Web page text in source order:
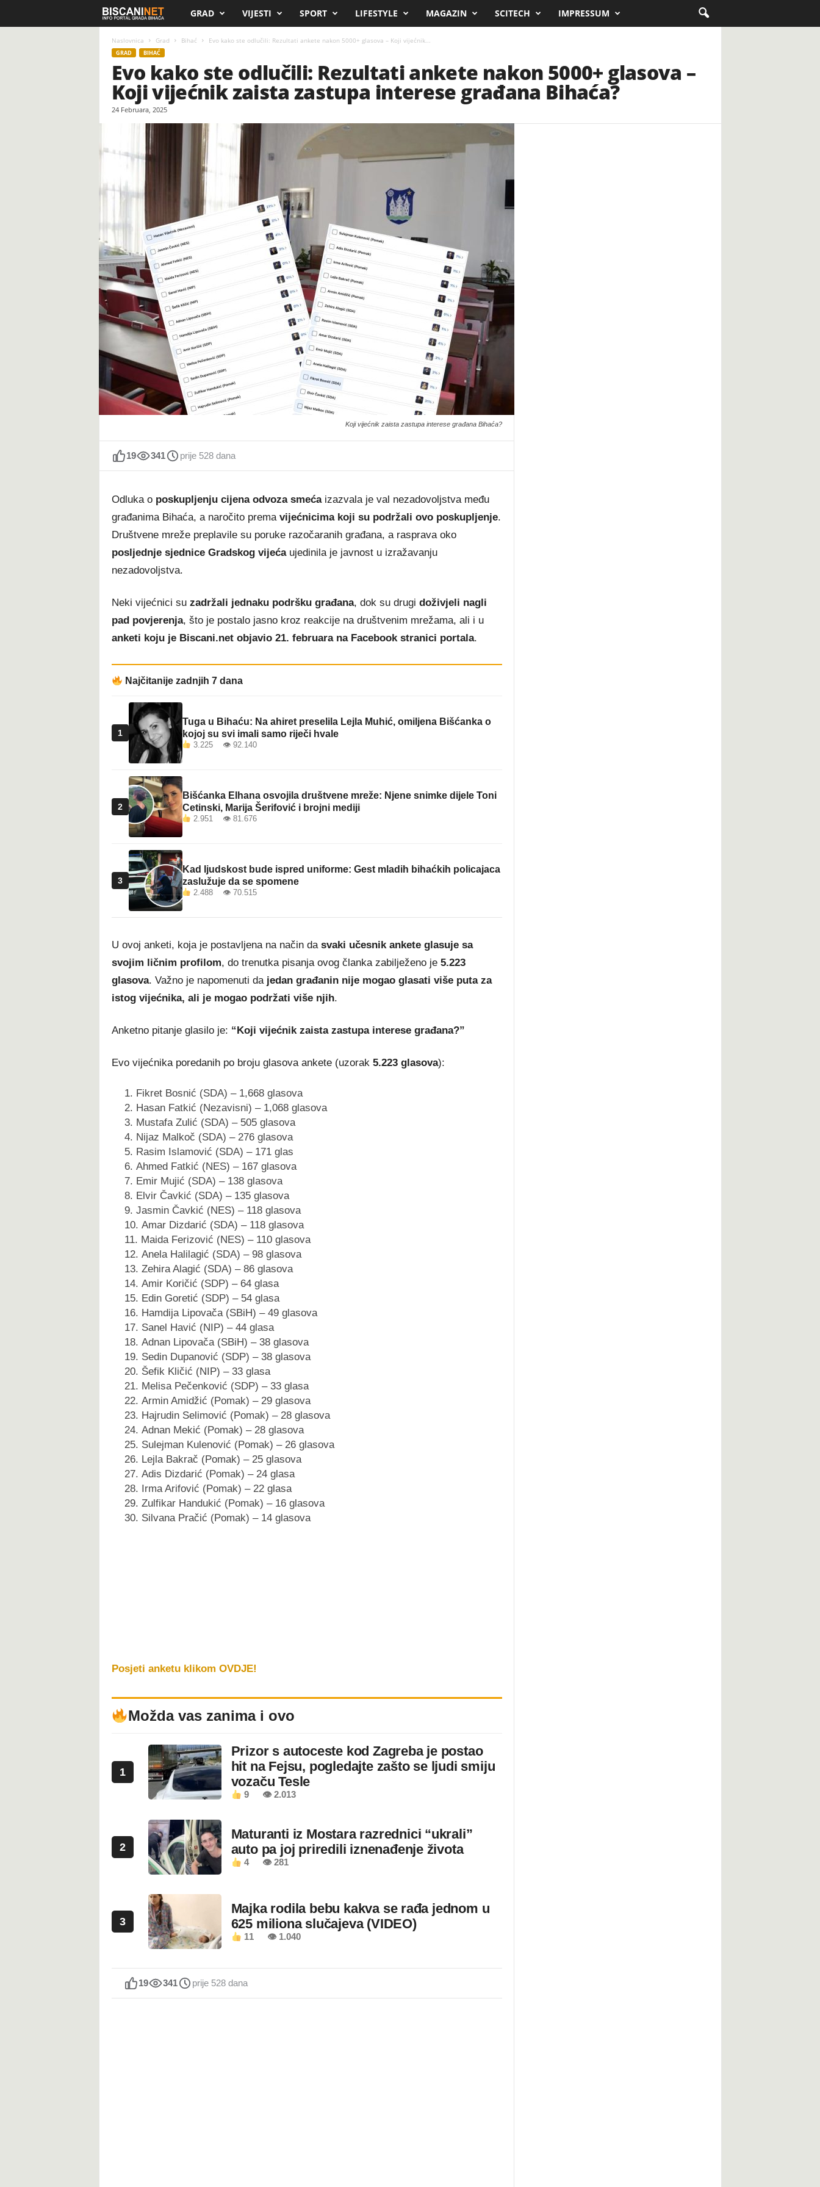
i
c
i
n
GRAD VIJESTI SPORT LIFESTYLE MAGAZIN SCITECH IMPRESSUM
Naslovnica Grad Bihać Evo kako ste odlučili: Rezultati ankete nakon 5000+ glasova – Koji vijećnik...
GRAD BIHAĆ
Evo kako ste odlučili: Rezultati ankete nakon 5000+ glasova –
Koji vijećnik zaista zastupa interese građana Bihaća?
24 Februara, 2025
Koji vijećnik zaista zastupa interese građana Bihaća?
19 341 prije 528 dana
Odluka o poskupljenju cijena odvoza smećaizazvala je val nezadovoljstva među
građanima Bihaća, a naročito prema vijećnicima koji su podržali ovo poskupljenje.
Društvene mreže preplavile su poruke razočaranih građana, a rasprava oko
posljednje sjednice Gradskog vijećaujedinila je javnost u izražavanju
nezadovoljstva.
Neki vijećnici su zadržali jednaku podršku građana, dok su drugi doživjeli nagli
pad povjerenja, što je postalo jasno kroz reakcije na društvenim mrežama, ali i u
anketi koju je Biscani.net objavio 21. februara na Facebook stranici portala.
Najčitanije zadnjih 7 dana
1
Tuga u Bihaću: Na ahiret preselila Lejla Muhić, omiljena Bišćanka o
kojoj su svi imali samo riječi hvale
3.225 👁 92.140
2
Bišćanka Elhana osvojila društvene mreže: Njene snimke dijele Toni
Cetinski, Marija Šerifović i brojni mediji
2.951 👁 81.676
3
Kad ljudskost bude ispred uniforme: Gest mladih bihaćkih policajaca
zaslužuje da se spomene
2.488 👁 70.515
U ovoj anketi, koja je postavljena na način da svaki učesnik ankete glasuje sa
svojim ličnim profilom, do trenutka pisanja ovog članka zabilježeno je 5.223
glasova. Važno je napomenuti da jedan građanin nije mogao glasati više puta za
istog vijećnika, ali je mogao podržati više njih.
Anketno pitanje glasilo je: “Koji vijećnik zaista zastupa interese građana?”
Evo vijećnika poredanih po broju glasova ankete (uzorak 5.223 glasova):
Fikret Bosnić (SDA) – 1,668 glasova
Hasan Fatkić (Nezavisni) – 1,068 glasova
Mustafa Zulić (SDA) – 505 glasova
Nijaz Malkoč (SDA) – 276 glasova
Rasim Islamović (SDA) – 171 glas
Ahmed Fatkić (NES) – 167 glasova
Emir Mujić (SDA) – 138 glasova
Elvir Čavkić (SDA) – 135 glasova
Jasmin Čavkić (NES) – 118 glasova
Amar Dizdarić (SDA) – 118 glasova
Maida Ferizović (NES) – 110 glasova
Anela Halilagić (SDA) – 98 glasova
Zehira Alagić (SDA) – 86 glasova
Amir Koričić (SDP) – 64 glasa
Edin Goretić (SDP) – 54 glasa
Hamdija Lipovača (SBiH) – 49 glasova
Sanel Havić (NIP) – 44 glasa
Adnan Lipovača (SBiH) – 38 glasova
Sedin Dupanović (SDP) – 38 glasova
Šefik Kličić (NIP) – 33 glasa
Melisa Pečenković (SDP) – 33 glasa
Armin Amidžić (Pomak) – 29 glasova
Hajrudin Selimović (Pomak) – 28 glasova
Adnan Mekić (Pomak) – 28 glasova
Sulejman Kulenović (Pomak) – 26 glasova
Lejla Bakrač (Pomak) – 25 glasova
Adis Dizdarić (Pomak) – 24 glasa
Irma Arifović (Pomak) – 22 glasa
Zulfikar Handukić (Pomak) – 16 glasova
Silvana Pračić (Pomak) – 14 glasova
Posjeti anketu klikom OVDJE!
Možda vas zanima i ovo
1
Prizor s autoceste kod Zagreba je postao
hit na Fejsu, pogledajte zašto se ljudi smiju
vozaču Tesle
9 👁 2.013
2
Maturanti iz Mostara razrednici “ukrali”
auto pa joj priredili iznenađenje života
4 👁 281
3
Majka rodila bebu kakva se rađa jednom u
625 miliona slučajeva (VIDEO)
11 👁 1.040
19 341 prije 528 dana